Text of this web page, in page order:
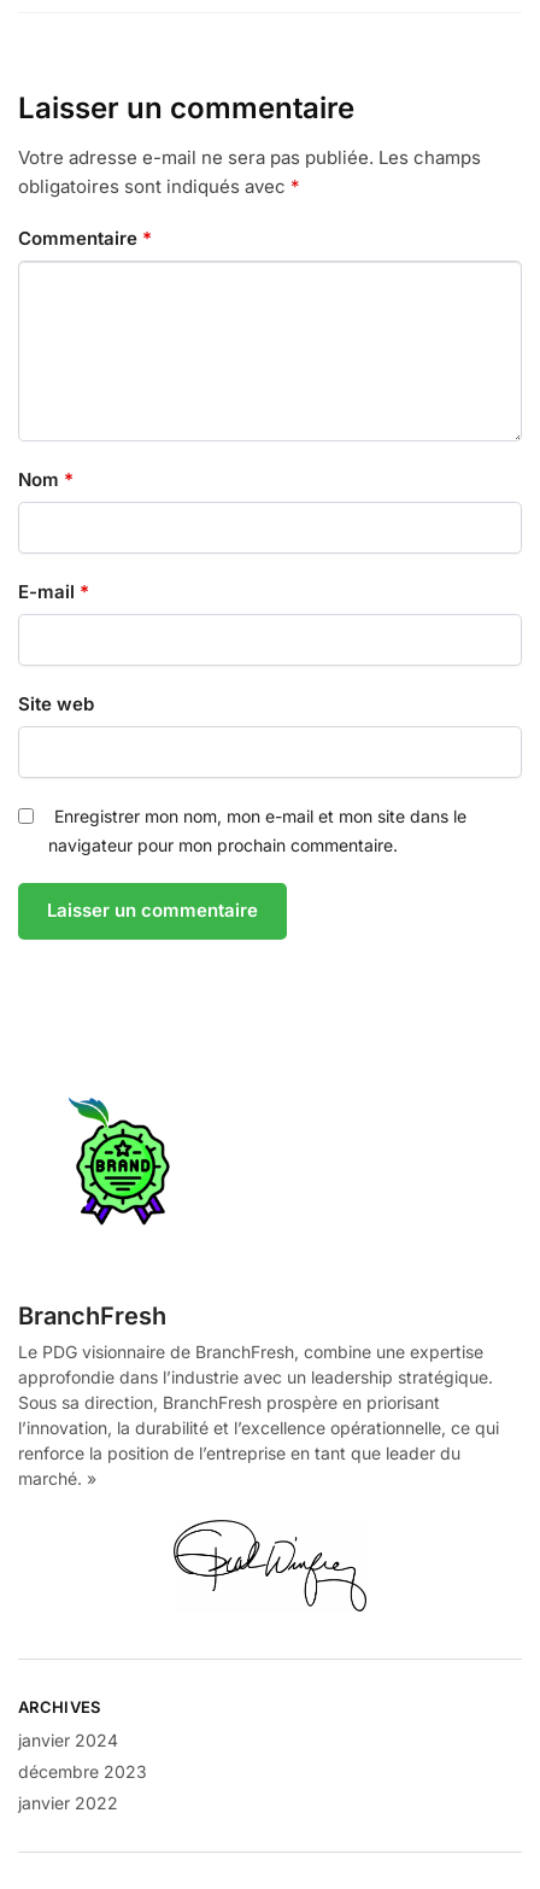
Laisser un commentaire
Votre adresse e-mail ne sera pas publiée. Les champs
obligatoires sont indiqués avec *
Commentaire *
Nom *
E-mail *
Site web
Enregistrer mon nom, mon e-mail et mon site dans le
navigateur pour mon prochain commentaire.
BranchFresh
Le PDG visionnaire de BranchFresh, combine une expertise
approfondie dans l’industrie avec un leadership stratégique.
Sous sa direction, BranchFresh prospère en priorisant
l’innovation, la durabilité et l’excellence opérationnelle, ce qui
renforce la position de l’entreprise en tant que leader du
marché. »
ARCHIVES
janvier 2024
décembre 2023
janvier 2022